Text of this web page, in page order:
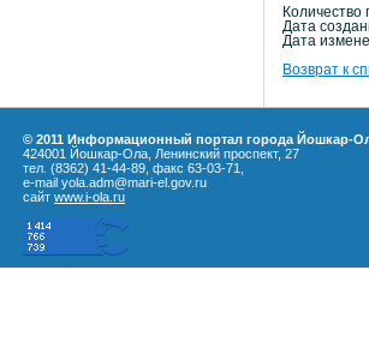
Количество
Дата
Дата
Возврат к
© 2011 Информационный портал города Йошкар-
424001 Йошкар-Ола, Ленинский проспект, 27
тел. (8362) 41-44-89, факс 63-03-71,
e-mail yola.adm@mari-el.gov.ru
сайт www.i-ola.ru